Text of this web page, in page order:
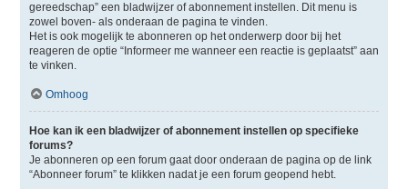
gereedschap” een bladwijzer of abonnement instellen. Dit menu is
zowel boven- als onderaan de pagina te vinden.
Het is ook mogelijk te abonneren op het onderwerp door bij het
reageren de optie “Informeer me wanneer een reactie is geplaatst” aan
te vinken.
Omhoog
Hoe kan ik een bladwijzer of abonnement instellen op specifieke
forums?
Je abonneren op een forum gaat door onderaan de pagina op de link
“Abonneer forum” te klikken nadat je een forum geopend hebt.